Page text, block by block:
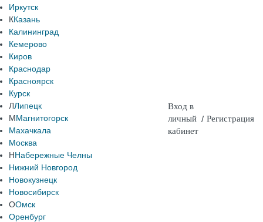
Иркутск
ККазань
Калининград
Кемерово
Киров
Краснодар
Красноярск
Курск
ЛЛипецк
ММагнитогорск
Махачкала
Москва
ННабережные Челны
Нижний Новгород
Новокузнецк
Новосибирск
ООмск
Оренбург
Вход в
личный
кабинет
/ Регистрация